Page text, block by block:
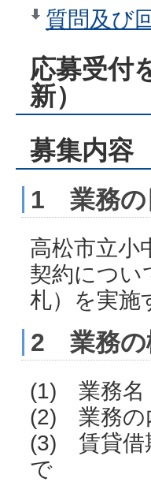
質問及び
応募受付
新）
募集内容
1 業務の
高松市立小
契約につい
札）を実施
2 業務の
(1) 業務名
(2) 業務の
(3) 賃貸借
で